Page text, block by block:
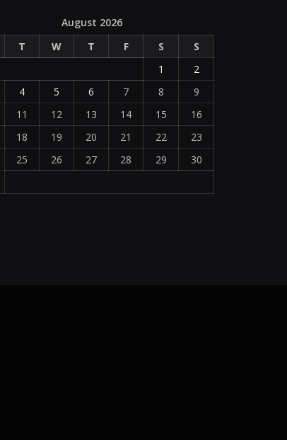
August 2026
T W T F S
S
1
2
4 5 6 7 8
9
11 12 13 14 15
16
18 19 20 21 22
23
25 26 27 28 29
30